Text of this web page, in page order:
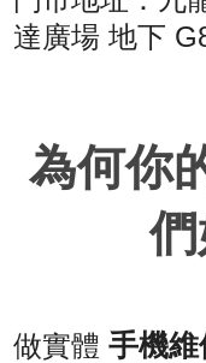
達廣場 地下
為何你
們
做實體手機維